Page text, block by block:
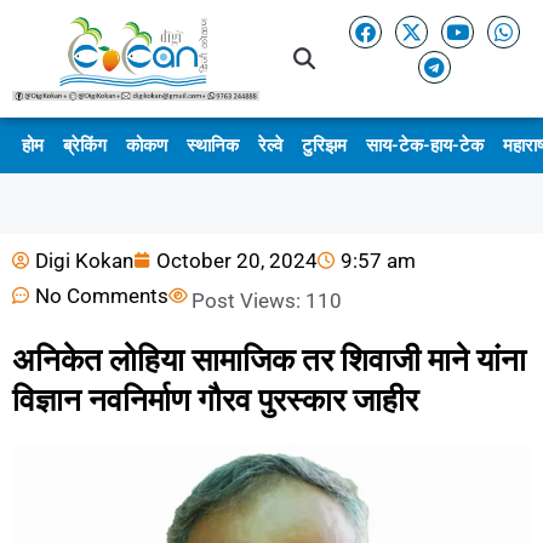
होम ब्रेकिंग कोकण स्थानिक रेल्वे टुरिझम साय-टेक-हाय-टेक
Digi Kokan October 20, 2024
9:57 am
No Comments
Post Views: 110
अनिकेत लोहिया सामाजिक तर शिवाजी माने यांना
विज्ञान नवनिर्माण गौरव पुरस्कार जाहीर